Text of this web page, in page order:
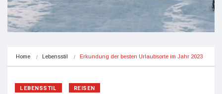
Home Lebensstil Erkundung der besten Urlaubsorte im Jahr 2023
LEBENSSTIL REISEN